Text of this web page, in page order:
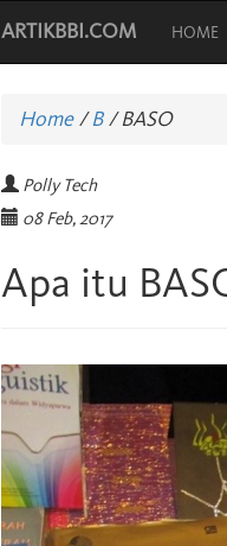
ARTIKBBI.COM HOME
Home/B /BASO
Polly Tech
08 Feb, 2017
Apa itu